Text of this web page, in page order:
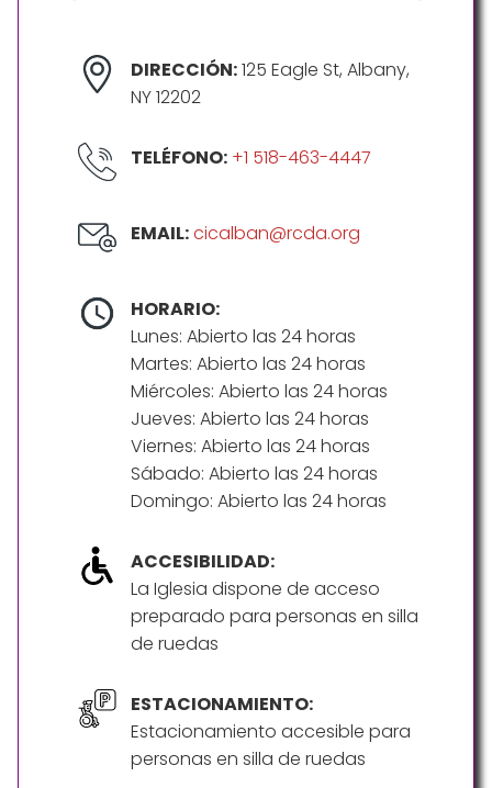
DIRECCIÓN:125 Eagle St, Albany,
NY 12202
TELÉFONO: +1 518-463-4447
EMAIL:cicalban@rcda.org
HORARIO:
Lunes: Abierto las 24 horas
Martes: Abierto las 24 horas
Miércoles: Abierto las 24 horas
Jueves: Abierto las 24 horas
Viernes: Abierto las 24 horas
Sábado: Abierto las 24 horas
Domingo: Abierto las 24 horas
ACCESIBILIDAD:
La Iglesia dispone de acceso
preparado para personas en silla
de ruedas
ESTACIONAMIENTO:
Estacionamiento accesible para
personas en silla de ruedas